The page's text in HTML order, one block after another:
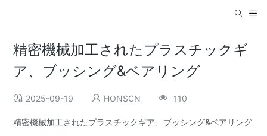
精密機械加工されたプラスチックギ
ア、ブッシング&ベアリング
2025-09-19 HONSCN 110
精密機械加工されたプラスチックギア、ブッシング&ベアリング